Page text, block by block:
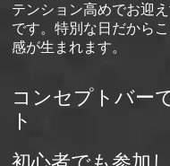
テンション高めでお迎
です。特別な日だから
感が生まれます。
コンセプトバー
ト